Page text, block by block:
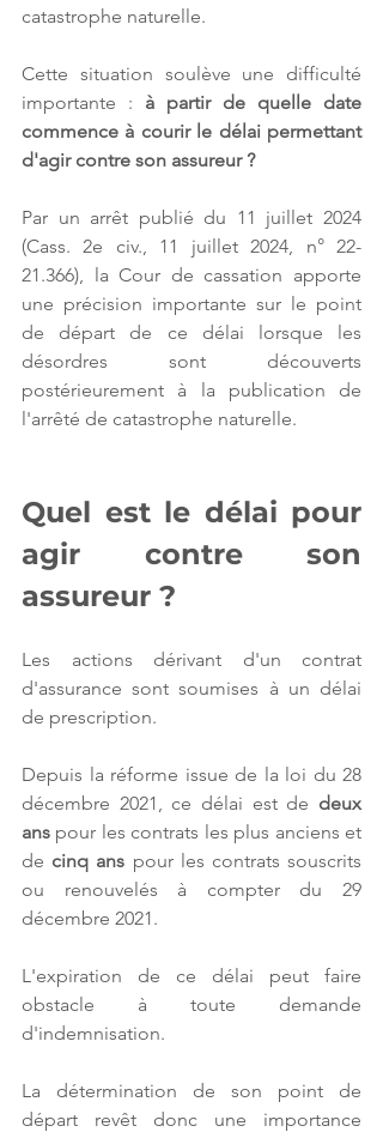
catastrophe naturelle.
Cette situation soulève une difficulté
importante : à partir de quelle date
commence à courir le délai permettant
d'agir contre son assureur ?
Par un arrêt publié du 11 juillet 2024
(Cass. 2e civ., 11 juillet 2024, n° 22-
21.366), la Cour de cassation apporte
une précision importante sur le point
de départ de ce délai lorsque les
désordres sont découverts
postérieurement à la publication de
l'arrêté de catastrophe naturelle.
Quel est le délai pour
agir contre son
assureur ?
Les actions dérivant d'un contrat
d'assurance sont soumises à un délai
de prescription.
Depuis la réforme issue de la loi du 28
décembre 2021, ce délai est de deux
ans pour les contrats les plus anciens et
de cinq ans pour les contrats souscrits
ou renouvelés à compter du 29
décembre 2021.
L'expiration de ce délai peut faire
obstacle à toute demande
d'indemnisation.
La détermination de son point de
départ revêt donc une importance